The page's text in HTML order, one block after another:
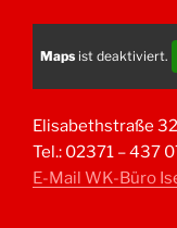
Maps ist deaktiviert.
Elisabethstraße
Tel.: 02371 – 437
E-Mail WK-Büro